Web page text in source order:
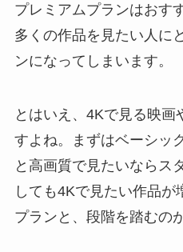
プレミアムプランはおす
多くの作品を見たい人に
ンになってしまいます。
とはいえ、4Kで見る映
すよね。まずはベーシッ
と高画質で見たいならス
しても4Kで見たい作品
プランと、段階を踏むの